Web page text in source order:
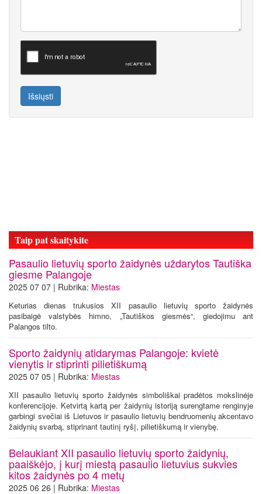
Išsiųsti
Taip pat skaitykite
Pasaulio lietuvių sporto žaidynės uždarytos Tautiška
giesme Palangoje
2025 07 07 | Rubrika: Miestas
Keturias dienas trukusios XII pasaulio lietuvių sporto žaidynės
pasibaigė valstybės himno, „Tautiškos giesmės“, giedojimu ant
Palangos tilto.
Sporto žaidynių atidarymas Palangoje: kvietė
vienytis ir stiprinti pilietiškumą
2025 07 05 | Rubrika: Miestas
XII pasaulio lietuvių sporto žaidynės simboliškai pradėtos mokslinėje
konferencijoje. Ketvirtą kartą per žaidynių istoriją surengtame renginyje
garbingi svečiai iš Lietuvos ir pasaulio lietuvių bendruomenių akcentavo
žaidynių svarbą, stiprinant tautinį ryšį, pilietiškumą ir vienybę.
Belaukiant XII pasaulio lietuvių sporto žaidynių,
paaiškėjo, į kurį miestą pasaulio lietuvius sukvies
kitos žaidynės po 4 metų
2025 06 26 | Rubrika: Miestas